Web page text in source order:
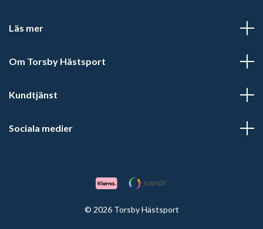
Läs mer
Om Torsby Hästsport
Kundtjänst
Sociala medier
© 2026 Torsby Hästsport